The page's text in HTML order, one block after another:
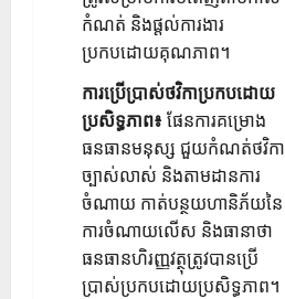
កំណត់ និងផ្តល់ការងារ
ប្រកបដោយគុណភាព។
ការប្រើប្រាស់ថវិកាប្រកបដោយ
ប្រសិទ្ធភាព៖ ផែនការគម្រោង
ធនធានមនុស្ស ជួយកំណត់ថវិកា
ច្បាស់លាស់ និងតាមដានការ
ចំណាយ កាត់បន្ថយហានិភ័យនៃ
ការចំណាយលើស និងធានាថា
ធនធានហិរញ្ញវត្ថុត្រូវបានប្រើ
ប្រាស់ប្រកបដោយប្រសិទ្ធភាព។